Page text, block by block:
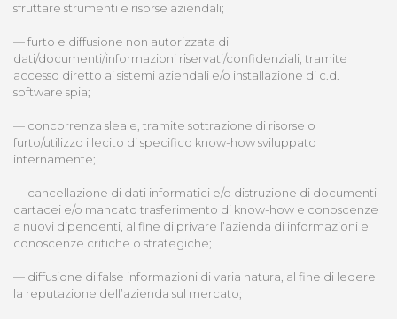
sfruttare strumenti e risorse aziendali;
— furto e diffusione non autorizzata di
dati/documenti/informazioni riservati/confidenziali, tramite
accesso diretto ai sistemi aziendali e/o installazione di c.d.
software spia;
— concorrenza sleale, tramite sottrazione di risorse o
furto/utilizzo illecito di specifico know-how sviluppato
internamente;
— cancellazione di dati informatici e/o distruzione di documenti
cartacei e/o mancato trasferimento di know-how e conoscenze
a nuovi dipendenti, al fine di privare l’azienda di informazioni e
conoscenze critiche o strategiche;
— diffusione di false informazioni di varia natura, al fine di ledere
la reputazione dell’azienda sul mercato;